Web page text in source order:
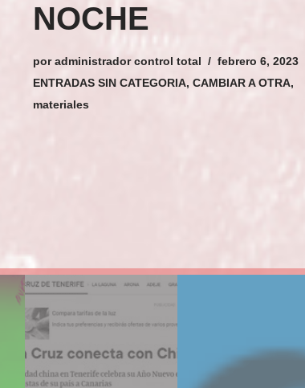
NOCHE
poradministrador control total
febrero 6, 2023
ENTRADAS SIN CATEGORIA, CAMBIAR A OTRA,
materiales